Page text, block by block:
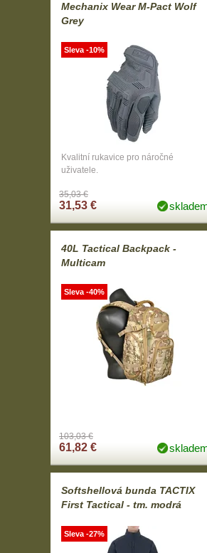
Mechanix Wear M-Pact Wolf
Grey
Kvalitní rukavice pro náročné
uživatele.
35,03 €
31,53 €
Sleva -10%
40L Tactical Backpack -
Multicam
103,03 €
61,82 €
Sleva -40%
Softshellová bunda TACTIX
First Tactical - tm. modrá
Sleva -27%